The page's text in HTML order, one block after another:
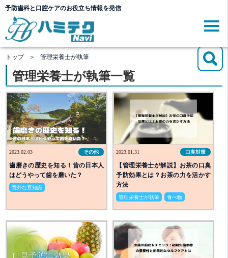
予防歯科と口腔ケアのお役立ち情報を発信
管理栄養士が執筆一覧
トップ ＞ 管理栄養士が執筆
管理栄養士が執筆一覧
2023.02.03 その他
歯磨きの歴史を知る！昔の日本人
はどうやって歯を磨いた？
意外な豆知識
2023.01.31 口臭対策
【管理栄養士が解説】お茶の口臭
予防効果とは？お茶の力を活かす
方法
管理栄養士が執筆 食べ物